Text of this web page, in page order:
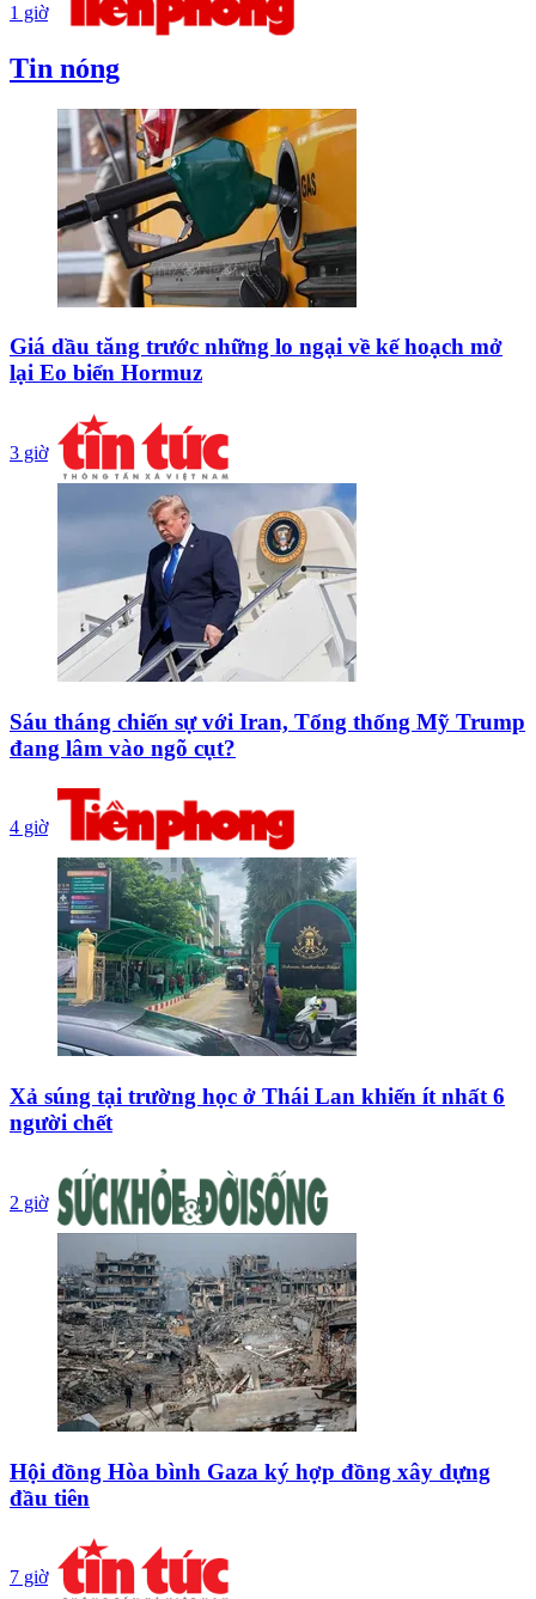
1 giờ
Tin nóng
Giá dầu tăng trước những lo ngại về kế hoạch mở
lại Eo biển Hormuz
3 giờ
Sáu tháng chiến sự với Iran, Tổng thống Mỹ Trump
đang lâm vào ngõ cụt?
4 giờ
Xả súng tại trường học ở Thái Lan khiến ít nhất 6
người chết
2 giờ
Hội đồng Hòa bình Gaza ký hợp đồng xây dựng
đầu tiên
7 giờ